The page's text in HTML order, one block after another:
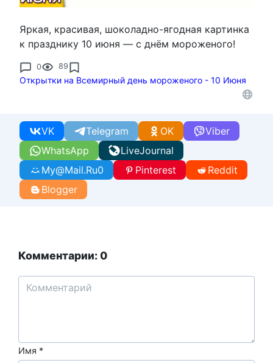
Яркая, красивая, шоколадно-ягодная картинка
к празднику 10 июня — с днём мороженого!
0 89
Открытки на Всемирный день мороженого - 10 Июня
WhatsApp
VK Telegram Viber
OK
LiveJournal
My@Mail.Ru0 Pinterest
Reddit
Blogger
Комментарии: 0
Имя *